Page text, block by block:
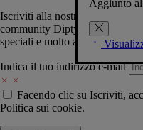
Aggiunto
Iscriviti alla nostra newsletter
community Diptyque e tenerti
speciali e molto altro.
Indica il tuo indirizzo e-mail
Facendo clic su Iscriviti,
Politica sui cookie.